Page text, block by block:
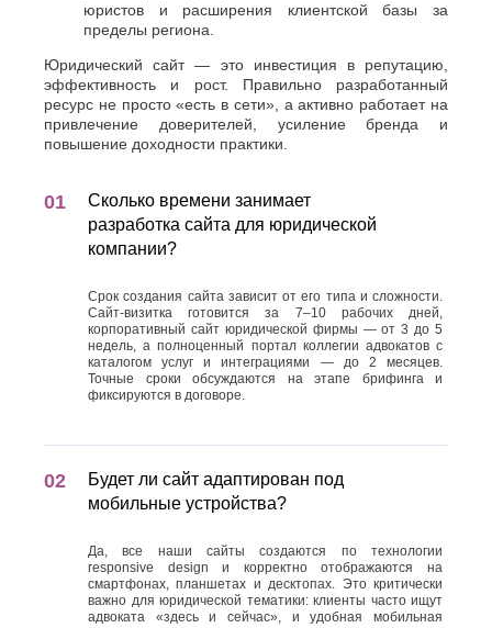
юристов и расширения клиентской базы за
пределы региона.
Юридический сайт — это инвестиция в репутацию,
эффективность и рост. Правильно разработанный
ресурс не просто «есть в сети», а активно работает на
привлечение доверителей, усиление бренда и
повышение доходности практики.
Сколько времени занимает
разработка сайта для юридической
компании?
Срок создания сайта зависит от его типа и сложности.
Сайт-визитка готовится за 7–10 рабочих дней,
корпоративный сайт юридической фирмы — от 3 до 5
недель, а полноценный портал коллегии адвокатов с
каталогом услуг и интеграциями — до 2 месяцев.
Точные сроки обсуждаются на этапе брифинга и
фиксируются в договоре.
Будет ли сайт адаптирован под
мобильные устройства?
Да, все наши сайты создаются по технологии
responsive design и корректно отображаются на
смартфонах, планшетах и десктопах. Это критически
важно для юридической тематики: клиенты часто ищут
адвоката «здесь и сейчас», и удобная мобильная